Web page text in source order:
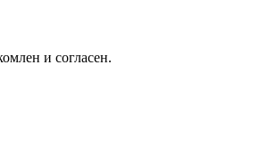
и согласен.